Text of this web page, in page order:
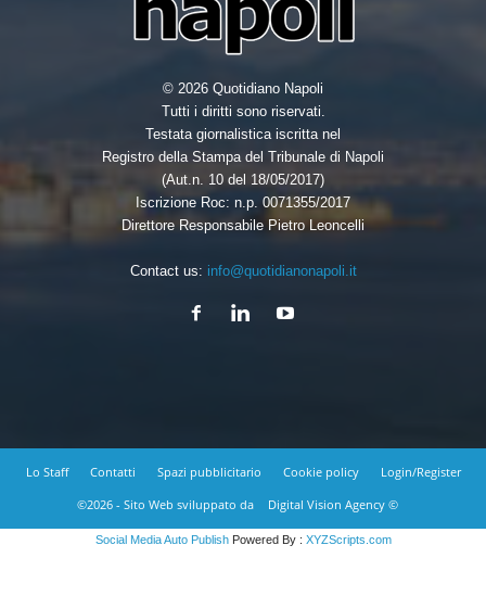
© 2026 Quotidiano Napoli
Tutti i diritti sono riservati.
Testata giornalistica iscritta nel
Registro della Stampa del Tribunale di Napoli
(Aut.n. 10 del 18/05/2017)
Iscrizione Roc: n.p. 0071355/2017
Direttore Responsabile Pietro Leoncelli
Contact us: info@quotidianonapoli.it
Lo Staff Contatti Spazi pubblicitario Cookie policy
Login/Register
©2026 - Sito Web sviluppato da
Digital Vision Agency ©
Social Media Auto PublishPowered By : XYZScripts.com